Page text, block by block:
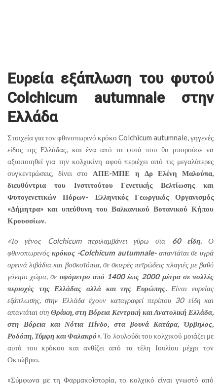
Ευρεία εξάπλωση του φυτού
Colchicum autumnale στην
Ελλάδα
Στοιχεία για τον φθινοπωρινό κρόκο Colchicum autumnale, γηγενές
είδος της Ελλάδας, και ένα από τα φυτά που θα μπορούσε να
αξιοποιηθεί για την κολχικίνη αφού περιέχει από τις μεγαλύτερες
συγκεντρώσεις, δίνει στο ΑΠΕ-ΜΠΕ η Δρ Ελένη Μαλούπα,
διευθύντρια του Ινστιτούτου Γενετικής Βελτίωσης και
Φυτογενετικών Πόρων- Ελληνικός Γεωργικός Οργανισμός
«Δήμητρα» και υπεύθυνη του Βαλκανικού Βοτανικού Κήπου
Κρουσσίων.
«Το γένος Colchicum περιλαμβάνει γύρω στα 60 είδη.Ο
φθινοπωρινός κρόκος -Colchicum autumnale-απαντάται σε υγρά
ορεινά λιβάδια και βοσκοτόπια, σε σκιερές πετρώδεις πλαγιές με βαθύ
γόνιμο χώμα, σε υψόμετρο από 1400 έως 2000 μέτρα σε πολλές
περιοχές της Ελλάδας αλλά και της Ευρώπης.Είναι ευρείας
εξάπλωσης, στην Ελλάδα έχουν καταγραφεί περίπου 30 είδη και
απαντάται στη Θράκη, στη Βόρεια Κεντρική και Ανατολική Ελλάδα,
στη Βόρεια και Νότια Πίνδο, στα βουνά Κατάρα, Όρβηλος,
Ροδόπη, Τύμφη και Φαλακρό». Το λουλούδι του κολχικού μοιάζει με
αυτό του κρόκου και ανθίζει από τα τέλη Ιουλίου μέχρι τον
Οκτώβριο.
«Σύμφωνα με τη Φαρμακοïστορία, το κολχικό είναι γνωστό από